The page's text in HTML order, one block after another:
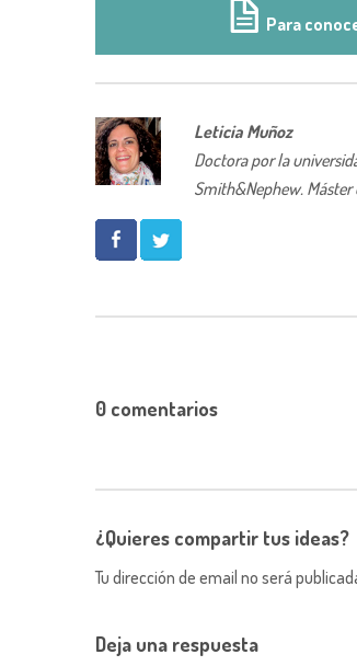
Para
Leticia Muñoz
Doctora por la
Smith&Nephew. Máster
0 comentarios
¿Quieres compartir tus ideas?
Tu dirección de email no será
Deja una respuesta